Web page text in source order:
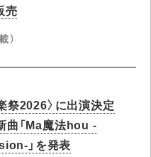
売
）
祭2026〉に出演決定
曲「Ma魔法hou -
」を発表